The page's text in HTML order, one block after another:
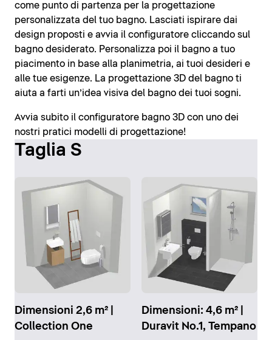
come punto di partenza per la progettazione
personalizzata del tuo bagno. Lasciati ispirare dai
design proposti e avvia il configuratore cliccando sul
bagno desiderato. Personalizza poi il bagno a tuo
piacimento in base alla planimetria, ai tuoi desideri e
alle tue esigenze. La progettazione 3D del bagno ti
aiuta a farti un’idea visiva del bagno dei tuoi sogni.
Avvia subito il configuratore bagno 3D con uno dei
nostri pratici modelli di progettazione!
Taglia S
Dimensioni 2,6 m² |
Collection One
Dimensioni: 4,6 m² |
Duravit No.1, Tempano